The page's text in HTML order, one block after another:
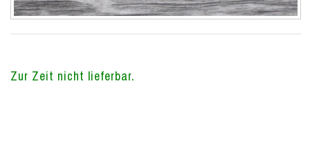
Zur Zeit nicht lieferbar.